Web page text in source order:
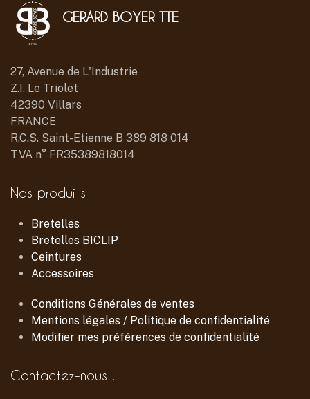
GERARD BOYER TTE
27, Avenue de L'Industrie
Z.I. Le Triolet
42390 Villars
FRANCE
R.C.S. Saint-Etienne B 389 818 014
TVA n° FR35389818014
Nos produits
Bretelles
Bretelles BICLIP
Ceintures
Accessoires
Conditions Générales de ventes
Mentions légales / Politique de confidentialité
Modifier mes préférences de confidentialité
Contactez-nous !